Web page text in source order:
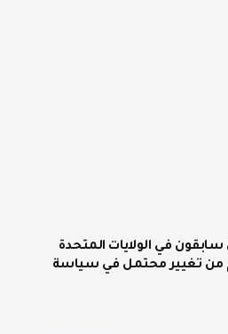
في الولايات المتحدة
من تغيير محتمل في سياسة